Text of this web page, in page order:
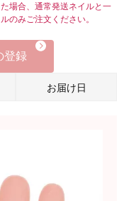
場合、通常発送ネイルと一
のみご注文ください。
登録
お届け日